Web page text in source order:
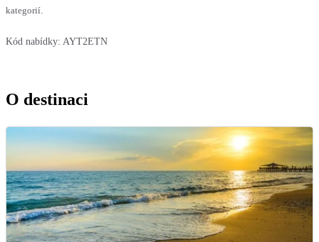
kategorií.
Kód nabídky: AYT2ETN
O destinaci